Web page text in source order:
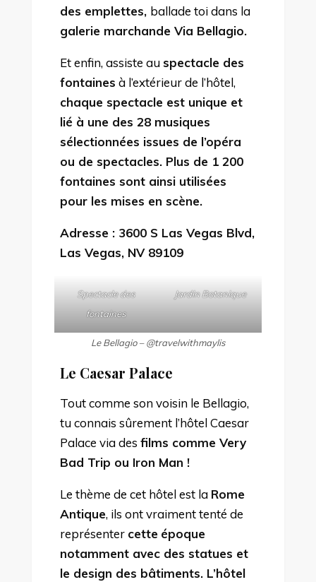
des emplettes, ballade toi dans la
galerie marchande Via Bellagio.
Et enfin, assiste auspectacle des
fontaines à l’extérieur de l’hôtel,
chaque spectacle est unique et
lié à une des 28 musiques
sélectionnées issues de l’opéra
ou de spectacles. Plus de 1 200
fontaines sont ainsi utilisées
pour les mises en scène.
Adresse : 3600 S Las Vegas Blvd,
Las Vegas, NV 89109
Spectacle des
fontaines
Jardin Botanique
Le Bellagio – @travelwithmaylis
Le Caesar Palace
Tout comme son voisin le Bellagio,
tu connais sûrement l’hôtel Caesar
Palace via des films comme Very
Bad Trip ou Iron Man !
Le thème de cet hôtel est la Rome
Antique, ils ont vraiment tenté de
représenter cette époque
notamment avec des statues et
le design des bâtiments. L’hôtel